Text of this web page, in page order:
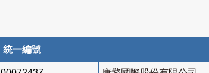
統一編號